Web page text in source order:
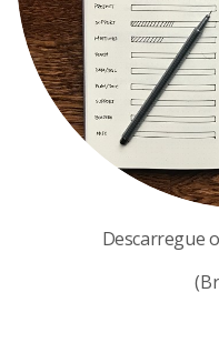
Descarregue